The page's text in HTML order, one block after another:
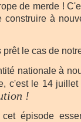
de merde !
construire à
le cas de
nationale à
c'est le 14
!
épisode